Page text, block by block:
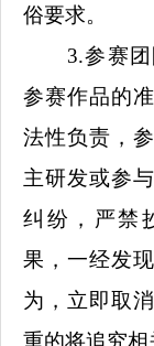
俗要求。
3.参赛
参赛作品的
法性负责，
主研发或参
纠纷，严禁
果，一经发
为，立即取
重的将追究相